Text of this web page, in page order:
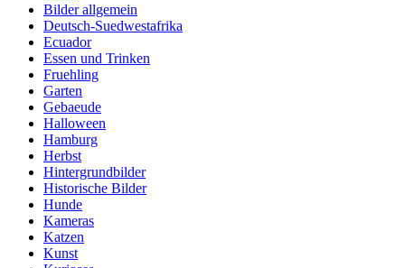
Bilder allgemein
Deutsch-Suedwestafrika
Ecuador
Essen und Trinken
Fruehling
Garten
Gebaeude
Halloween
Hamburg
Herbst
Hintergrundbilder
Historische Bilder
Hunde
Kameras
Katzen
Kunst